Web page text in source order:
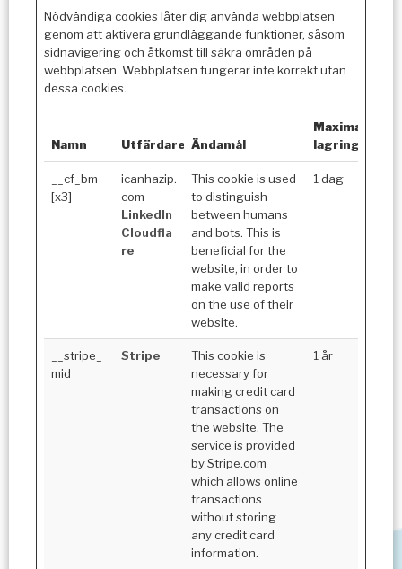
Nödvändiga cookies låter dig använda webbplatsen
genom att aktivera grundläggande funktioner, såsom
sidnavigering och åtkomst till säkra områden på
webbplatsen. Webbplatsen fungerar inte korrekt utan
dessa cookies.
Namn Utfärdare Ändamål
Maximal
lagringstid
__cf_bm
[x3]
icanhazip.
com
LinkedIn
Cloudfla
re
This cookie is used
to distinguish
between humans
and bots. This is
beneficial for the
website, in order to
make valid reports
on the use of their
website.
1 dag
__stripe_
mid
Stripe
This cookie is
necessary for
making credit card
transactions on
the website. The
service is provided
by Stripe.com
which allows online
transactions
without storing
any credit card
information.
1 år